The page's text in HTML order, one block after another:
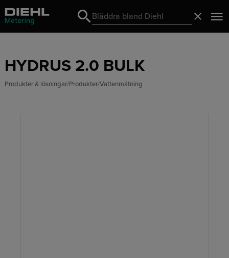
Search
Search
HYDRUS 2.0 BULK
Produkter & lösningar Produkter Vattenmätning